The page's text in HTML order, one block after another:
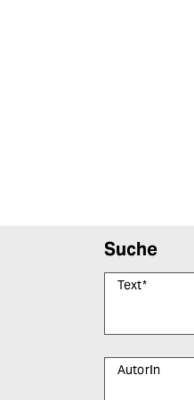
Suche
Text*
AutorIn